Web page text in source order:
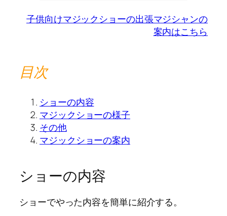
子供向けマジックショーの出張マジシャンの
案内はこちら
目次
ショーの内容
マジックショーの様子
その他
マジックショーの案内
ショーの内容
ショーでやった内容を簡単に紹介する。